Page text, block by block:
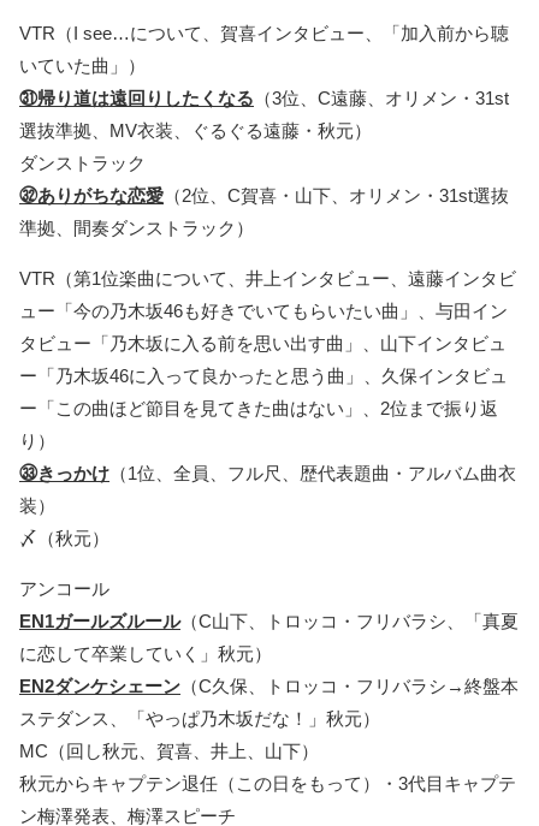
VTR（I see…について、賀喜インタビュー、「加入前から聴
いていた曲」）
㉛帰り道は遠回りしたくなる （3位、C遠藤、オリメン・31st
選抜準拠、MV衣装、ぐるぐる遠藤・秋元）
ダンストラック
㉜ありがちな恋愛 （2位、C賀喜・山下、オリメン・31st選抜
準拠、間奏ダンストラック）
VTR（第1位楽曲について、井上インタビュー、遠藤インタビ
ュー「今の乃木坂46も好きでいてもらいたい曲」、与田イン
タビュー「乃木坂に入る前を思い出す曲」、山下インタビュ
ー「乃木坂46に入って良かったと思う曲」、久保インタビュ
ー「この曲ほど節目を見てきた曲はない」、2位まで振り返
り）
㉝きっかけ （1位、全員、フル尺、歴代表題曲・アルバム曲衣
装）
〆（秋元）
アンコール
EN1ガールズルール（C山下、トロッコ・フリバラシ、「真夏
に恋して卒業していく」秋元）
EN2ダンケシェーン （C久保、トロッコ・フリバラシ→終盤本
ステダンス、「やっぱ乃木坂だな！」秋元）
MC（回し秋元、賀喜、井上、山下）
秋元からキャプテン退任（この日をもって）・3代目キャプテ
ン梅澤発表、梅澤スピーチ